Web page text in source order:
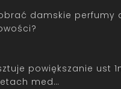
damskie perfumy
powiększanie ust
med…